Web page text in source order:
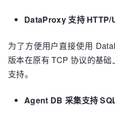
DataProxy 支持 HTTP/
为了方便用户直接使用
版本在原有 TCP 协议的基
支持。
Agent DB 采集支持